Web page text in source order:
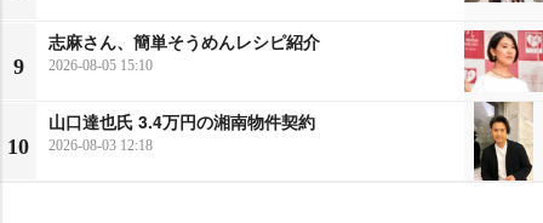
9
志麻さん、簡単そうめんレシピ紹介
2026-08-05 15:10
10
山口達也氏 3.4万円の湘南物件契約
2026-08-03 12:18